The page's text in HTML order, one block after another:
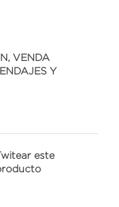
, VENDA
Y
este